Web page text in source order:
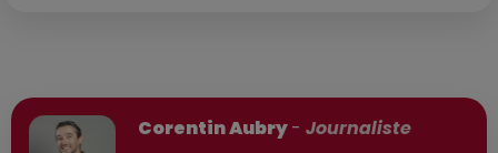
Corentin Aubry- Journaliste